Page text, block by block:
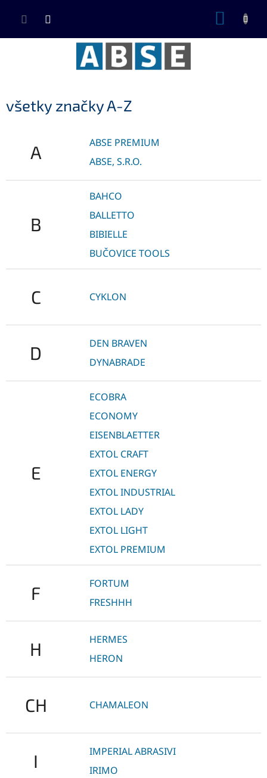
všetky značky A-Z
A
ABSE PREMIUM
ABSE, S.R.O.
B
BAHCO
BALLETTO
BIBIELLE
BUČOVICE TOOLS
C CYKLON
D
DEN BRAVEN
DYNABRADE
E
ECOBRA
ECONOMY
EISENBLAETTER
EXTOL CRAFT
EXTOL ENERGY
EXTOL INDUSTRIAL
EXTOL LADY
EXTOL LIGHT
EXTOL PREMIUM
F
FORTUM
FRESHHH
H
HERMES
HERON
CH CHAMALEON
I
IMPERIAL ABRASIVI
IRIMO